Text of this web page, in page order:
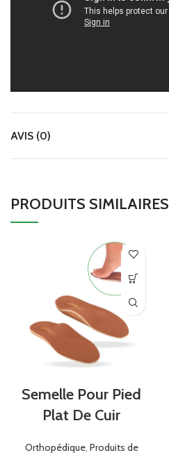
AVIS (0)
PRODUITS SIMILAIRES
Semelle Pour Pied
Plat De Cuir
Orthopédique, Produits de